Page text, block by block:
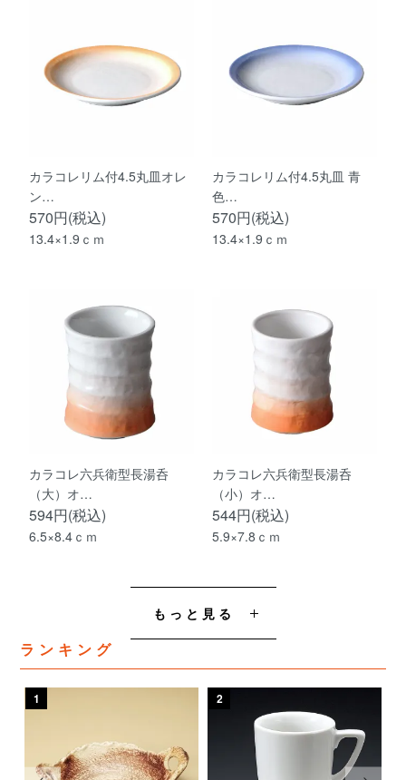
カラコレリム付4.5丸皿オレ
ン…
570円(税込)
13.4×1.9ｃｍ
カラコレリム付4.5丸皿 青
色…
570円(税込)
13.4×1.9ｃｍ
カラコレ六兵衛型長湯呑
（大）オ…
594円(税込)
6.5×8.4ｃｍ
カラコレ六兵衛型長湯呑
（小）オ…
544円(税込)
5.9×7.8ｃｍ
もっと見る
ランキング
1 2